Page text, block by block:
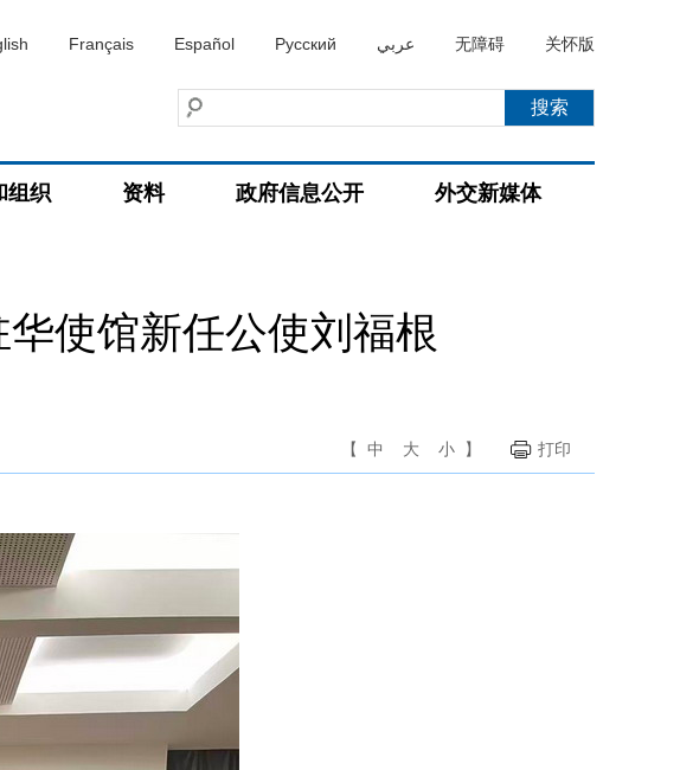
Français Español Русский عربي 无障碍 关怀版
组织 资料 政府信息公开 外交新媒体
使馆新任公使刘福根
【 中 大 小 】 打印